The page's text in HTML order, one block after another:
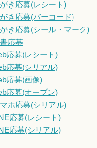
き応募(レシート)
き応募(バーコード)
き応募(シール・マーク)
応募
応募(レシート)
応募(シリアル)
応募(画像)
応募(オープン)
ホ応募(シリアル)
応募(レシート)
応募(シリアル)